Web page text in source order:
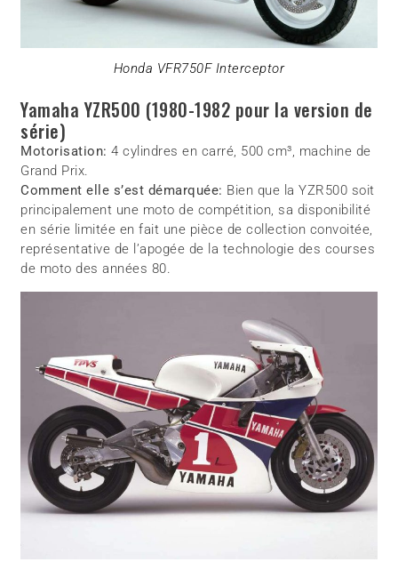
Honda VFR750F Interceptor
Yamaha YZR500 (1980-1982 pour la version de
série)
Motorisation: 4 cylindres en carré, 500 cm³, machine de
Grand Prix.
Comment elle s’est démarquée: Bien que la YZR500 soit
principalement une moto de compétition, sa disponibilité
en série limitée en fait une pièce de collection convoitée,
représentative de l’apogée de la technologie des courses
de moto des années 80.